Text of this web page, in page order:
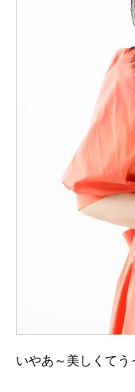
いやあ～美しくて